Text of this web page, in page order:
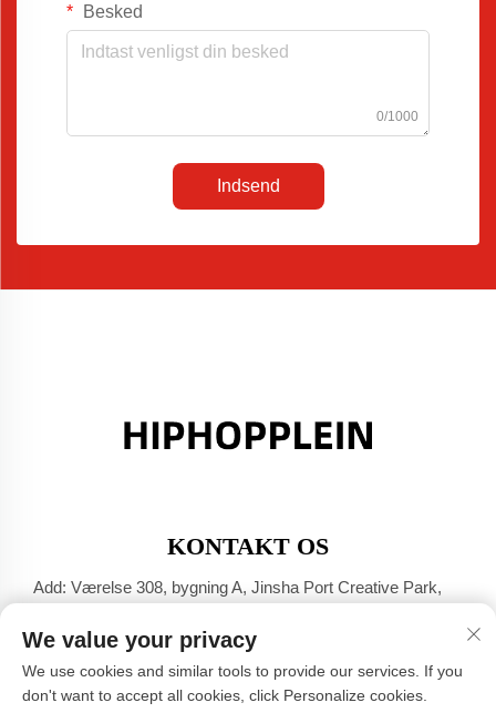
Besked
0/1000
Indsend
KONTAKT OS
Add: Værelse 308, bygning A, Jinsha Port Creative Park,
Tel: +86-17304049586
E-mail:[email protected]
We value your privacy
We use cookies and similar tools to provide our services. If you
don't want to accept all cookies, click Personalize cookies.